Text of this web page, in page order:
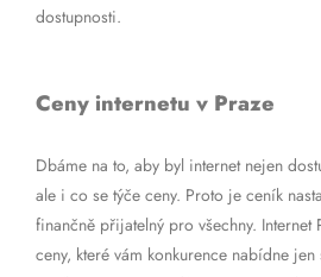
dostupnosti.
Ceny internetu v Praze
Dbáme na to, aby byl internet nejen
ale i co se týče ceny. Proto je ceník
finančně přijatelný pro všechny. Internet
ceny, které vám konkurence nabídne